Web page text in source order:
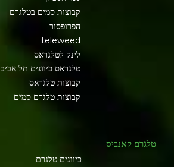
קבוצות סמים בטלגרם
הפרופסור
teleweed
לינק לטלגראס
טלגראס כיוונים תל אביב
קבוצות טלגראס
קבוצות טלגרם סמים
טלגרם קאנביס
כיוונים טלגרם